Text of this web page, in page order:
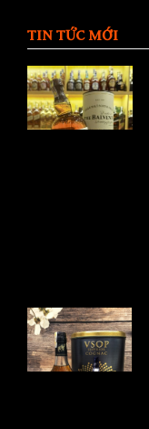
TIN TỨC MỚI